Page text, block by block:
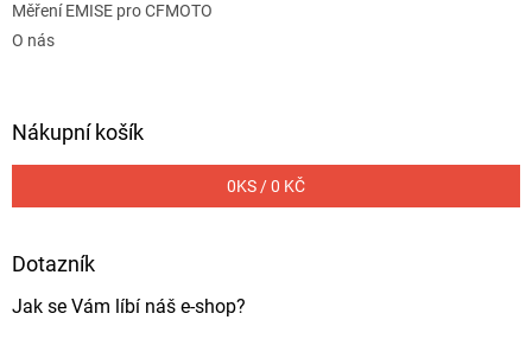
Měření EMISE pro CFMOTO
O nás
Nákupní košík
0KS /0 KČ
Dotazník
Jak se Vám líbí náš e-shop?